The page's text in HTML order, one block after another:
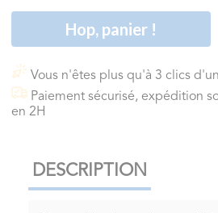
Hop, panier !
Vous n'êtes plus qu'à 3 clics
Paiement sécurisé, expédition
en 2H
DESCRIPTION